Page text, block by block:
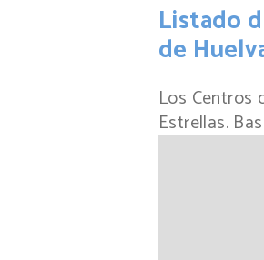
Listado
de
Los Centros
Estrellas.